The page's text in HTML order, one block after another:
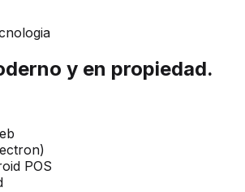
y en propiedad.
POS